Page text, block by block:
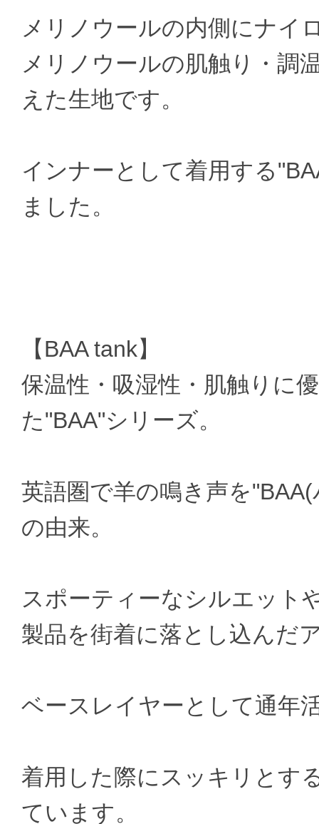
メリノウールの内側にナイ
メリノウールの肌触り・調
えた生地です。
インナーとして着用する
ました。
【BAA tank】
保温性・吸湿性・肌触りに
た"BAA"シリーズ。
英語圏で羊の鳴き声を
の由来。
スポーティーなシルエット
製品を街着に落とし込んだ
ベースレイヤーとして通年
着用した際にスッキリとす
ています。